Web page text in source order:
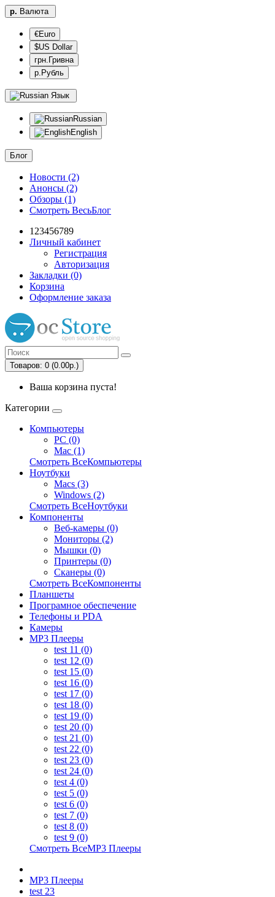
р. Валюта
€Euro
$US Dollar
грн.Гривна
р.Рубль
Язык
Russian
English
Блог
Новости (2)
Анонсы (2)
Обзоры (1)
Смотреть ВесьБлог
123456789
Личный кабинет
Регистрация
Авторизация
Закладки (0)
Корзина
Оформление заказа
Товаров: 0 (0.00р.)
Ваша корзина пуста!
Категории
Компьютеры
PC (0)
Mac (1)
Смотреть ВсеКомпьютеры
Ноутбуки
Macs (3)
Windows (2)
Смотреть ВсеНоутбуки
Компоненты
Веб-камеры (0)
Мониторы (2)
Мышки (0)
Принтеры (0)
Сканеры (0)
Смотреть ВсеКомпоненты
Планшеты
Програмное обеспечение
Телефоны и PDA
Камеры
MP3 Плееры
test 11 (0)
test 12 (0)
test 15 (0)
test 16 (0)
test 17 (0)
test 18 (0)
test 19 (0)
test 20 (0)
test 21 (0)
test 22 (0)
test 23 (0)
test 24 (0)
test 4 (0)
test 5 (0)
test 6 (0)
test 7 (0)
test 8 (0)
test 9 (0)
Смотреть ВсеMP3 Плееры
MP3 Плееры
test 23